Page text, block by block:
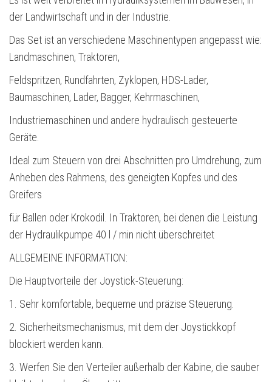
der Landwirtschaft und in der Industrie.
Das Set ist an verschiedene Maschinentypen angepasst wie:
Landmaschinen, Traktoren,
Feldspritzen, Rundfahrten, Zyklopen, HDS-Lader,
Baumaschinen, Lader, Bagger, Kehrmaschinen,
Industriemaschinen und andere hydraulisch gesteuerte
Geräte.
Ideal zum Steuern von drei Abschnitten pro Umdrehung, zum
Anheben des Rahmens, des geneigten Kopfes und des
Greifers
für Ballen oder Krokodil. In Traktoren, bei denen die Leistung
der Hydraulikpumpe 40 l / min nicht überschreitet
ALLGEMEINE INFORMATION:
Die Hauptvorteile der Joystick-Steuerung:
1. Sehr komfortable, bequeme und präzise Steuerung.
2. Sicherheitsmechanismus, mit dem der Joystickkopf
blockiert werden kann.
3. Werfen Sie den Verteiler außerhalb der Kabine, die sauber